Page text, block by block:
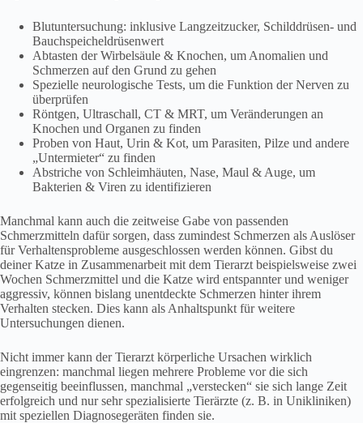
Blutuntersuchung: inklusive Langzeitzucker, Schilddrüsen- und
Bauchspeicheldrüsenwert
Abtasten der Wirbelsäule & Knochen, um Anomalien und
Schmerzen auf den Grund zu gehen
Spezielle neurologische Tests, um die Funktion der Nerven zu
überprüfen
Röntgen, Ultraschall, CT & MRT, um Veränderungen an
Knochen und Organen zu finden
Proben von Haut, Urin & Kot, um Parasiten, Pilze und andere
„Untermieter“ zu finden
Abstriche von Schleimhäuten, Nase, Maul & Auge, um
Bakterien & Viren zu identifizieren
Manchmal kann auch die zeitweise Gabe von passenden
Schmerzmitteln dafür sorgen, dass zumindest Schmerzen als Auslöser
für Verhaltensprobleme ausgeschlossen werden können. Gibst du
deiner Katze in Zusammenarbeit mit dem Tierarzt beispielsweise zwei
Wochen Schmerzmittel und die Katze wird entspannter und weniger
aggressiv, können bislang unentdeckte Schmerzen hinter ihrem
Verhalten stecken. Dies kann als Anhaltspunkt für weitere
Untersuchungen dienen.
Nicht immer kann der Tierarzt körperliche Ursachen wirklich
eingrenzen: manchmal liegen mehrere Probleme vor die sich
gegenseitig beeinflussen, manchmal „verstecken“ sie sich lange Zeit
erfolgreich und nur sehr spezialisierte Tierärzte (z. B. in Unikliniken)
mit speziellen Diagnosegeräten finden sie.